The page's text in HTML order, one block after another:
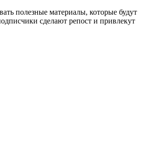
полезные материалы, которые будут
сделают репост и привлекут